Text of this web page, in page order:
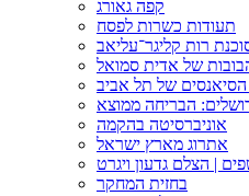
קפה גאורג
תעודות כשרות לפסח
רות קליגר־עליאב
של אדית סמואל
של תל אביב
הבריחה ממוצא
אוניברסיטה בהקמה
אתרוג מארץ ישראל
| הצלם גדעון ויגרט
בחזית המחקר